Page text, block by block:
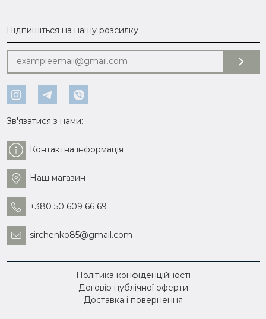
Зв'язатися з нами:
Контактна інформація
Наш магазин
+380 50 609 66 69
sirchenko85@gmail.com
Підпишіться на нашу розсилку
Політика конфіденційності
Договір публічної оферти
Доставка і повернення